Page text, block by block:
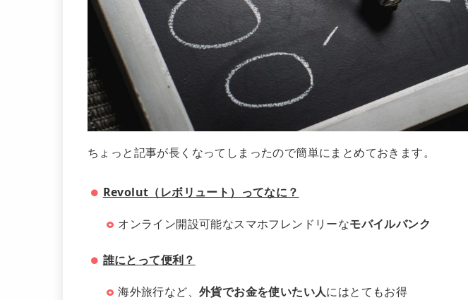
ちょっと記事が長くなってしまったので簡単にまとめておきます。
Revolut（レボリュート）ってなに？
オンライン開設可能なスマホフレンドリーなモバイルバンク
誰にとって便利？
海外旅行など、 外貨でお金を使いたい人にはとてもお得